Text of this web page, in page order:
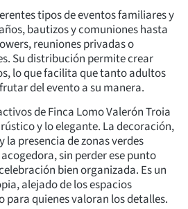
tipos de eventos familiares y
bautizos y comuniones hasta
reuniones privadas o
Su distribución permite crear
lo que facilita que tanto adultos
del evento a su manera.
de Finca Lomo Valerón Troia
y lo elegante. La decoración,
la presencia de zonas verdes
sin perder ese punto
bien organizada. Es un
alejado de los espacios
para quienes valoran los detalles.